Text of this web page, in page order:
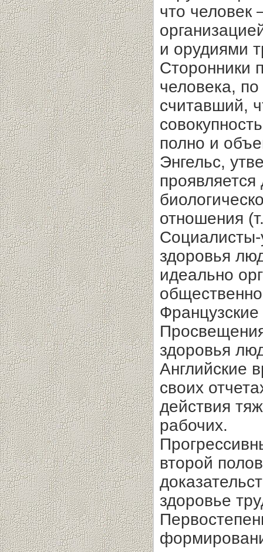
что
и орудиями
Сторонники
человека,
считавший,
полно и
Энгельс,
проявляется
отношения
Социалисты-
здоровья
идеально
здоровья
Английские
своих
действия
рабочих.
второй
здоровье